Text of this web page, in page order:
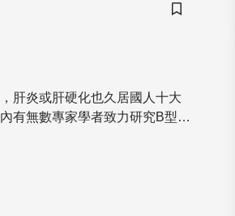
儲存書籤
肝炎或肝硬化也久居國人十大
有無數專家學者致力研究B型肝
素治療三者之間的關係，並成